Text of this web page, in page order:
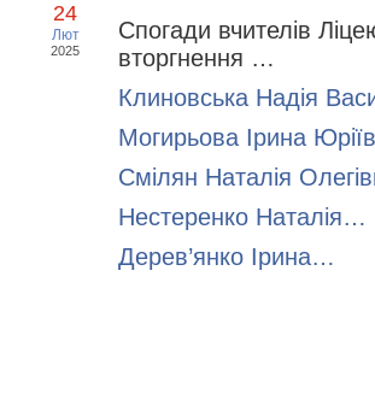
24
Лют
2025
Спогади вчителів
вторгнення …
Клиновська Надія
Могирьова Ірина
Смілян Наталія
Нестеренко Наталія…
Дерев’янко Ірина…